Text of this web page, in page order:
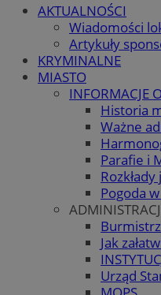
AKTUALNOŚCI
Wiadomości
Artykuły
KRYMINALNE
MIASTO
INFORMACJE
Historia
Ważne
Parafie i
Pogoda
Jak
Urząd